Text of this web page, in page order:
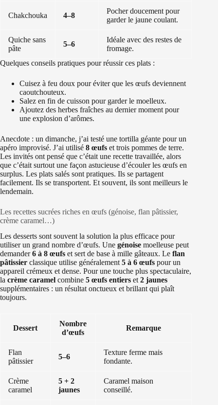
Chakchouka 4–8
Pocher doucement pour
garder le jaune coulant.
Quiche sans
pâte
5–6
Idéale avec des restes de
fromage.
Quelques conseils pratiques pour réussir ces plats :
Cuisez à feu doux pour éviter que les œufs deviennent
caoutchouteux.
Salez en fin de cuisson pour garder le moelleux.
Ajoutez des herbes fraîches au dernier moment pour
une explosion d’arômes.
Anecdote : un dimanche, j’ai testé une tortilla géante pour un
apéro improvisé. J’ai utilisé 8 œufs et trois pommes de terre.
Les invités ont pensé que c’était une recette travaillée, alors
que c’était surtout une façon astucieuse d’écouler les œufs en
surplus. Les plats salés sont pratiques. Ils se partagent
facilement. Ils se transportent. Et souvent, ils sont meilleurs le
lendemain.
Les recettes sucrées riches en œufs (génoise, flan pâtissier,
crème caramel…)
Les desserts sont souvent la solution la plus efficace pour
utiliser un grand nombre d’œufs. Une génoise moelleuse peut
demander6 à 8 œufs et sert de base à mille gâteaux. Le flan
pâtissier classique utilise généralement5 à 6 œufs pour un
appareil crémeux et dense. Pour une touche plus spectaculaire,
la crème caramel combine 5 œufs entiers et2 jaunes
supplémentaires : un résultat onctueux et brillant qui plaît
toujours.
Dessert
Nombre
d’œufs
Remarque
Flan
pâtissier
5–6
Texture ferme mais
fondante.
Crème
caramel
5 + 2
jaunes
Caramel maison
conseillé.